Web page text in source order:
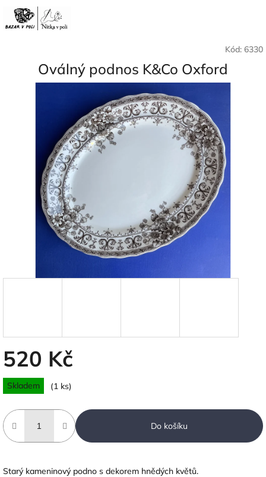
obsah
Kód: 6330
Oválný podnos K&Co Oxford
520 Kč
Měrná
cena:
Skladem (1 ks)
Do košíku
Starý kameninový podno s dekorem hnědých květů.